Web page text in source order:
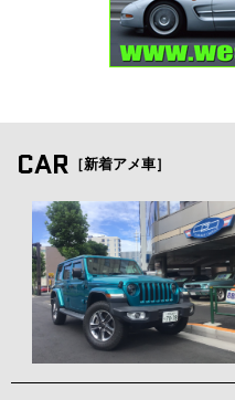
CAR ［新着アメ車］